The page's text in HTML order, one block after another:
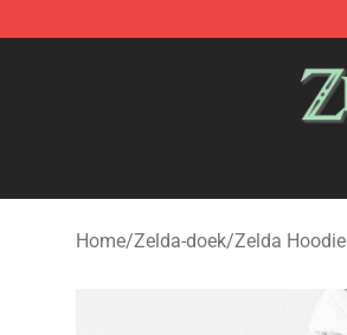
Home/Zelda-doek/Zelda Hoodie